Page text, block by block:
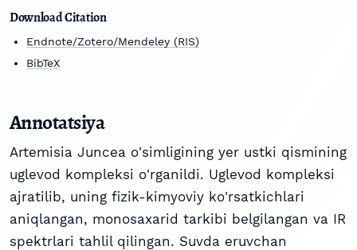
Download Citation
Endnote/Zotero/Mendeley (RIS)
BibTeX
Annotatsiya
Artemisia Juncea o'simligining yer ustki qismining
uglevod kompleksi o'rganildi. Uglevod kompleksi
ajratilib, uning fizik-kimyoviy ko'rsatkichlari
aniqlangan, monosaxarid tarkibi belgilangan va IR
spektrlari tahlil qilingan. Suvda eruvchan